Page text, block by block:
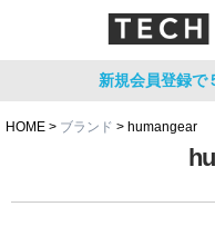
新規会員登録で
HOME ブランド humangear